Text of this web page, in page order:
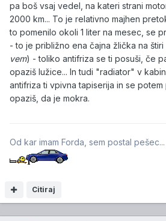
pa boš vsaj vedel, na kateri strani
2000 km... To je relativno majhen
to pomenilo okoli 1 liter na mesec, se
- to je približno ena čajna žlička na štiri
vem) - toliko antifriza se ti posuši, če
opaziš lužice... In tudi "radiator" v
antifriza ti vpivna tapiserija in se
opaziš, da je mokra.
Citiraj
Od kar imam Forda, sem postal pešec...